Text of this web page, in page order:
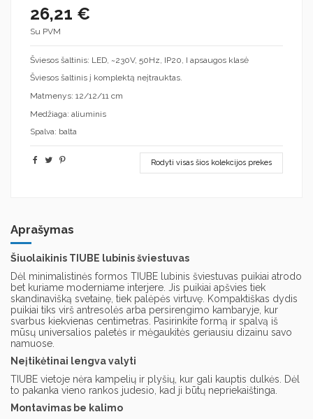
26,21 €
Su PVM
Šviesos šaltinis: LED, ~230V, 50Hz, IP20, I apsaugos klasė
Šviesos šaltinis į komplektą neįtrauktas.
Matmenys: 12/12/11 cm
Medžiaga: aliuminis
Spalva: balta
Rodyti visas šios kolekcijos prekes
Aprašymas
Šiuolaikinis TIUBE lubinis šviestuvas
Dėl minimalistinės formos TIUBE lubinis šviestuvas puikiai atrodo
bet kuriame moderniame interjere. Jis puikiai apšvies tiek
skandinavišką svetainę, tiek palėpės virtuvę. Kompaktiškas dydis
puikiai tiks virš antresolės arba persirengimo kambaryje, kur
svarbus kiekvienas centimetras. Pasirinkite formą ir spalvą iš
mūsų universalios paletės ir mėgaukitės geriausiu dizainu savo
namuose.
Neįtikėtinai lengva valyti
TIUBE vietoje nėra kampelių ir plyšių, kur gali kauptis dulkės. Dėl
to pakanka vieno rankos judesio, kad ji būtų nepriekaištinga.
Montavimas be kalimo